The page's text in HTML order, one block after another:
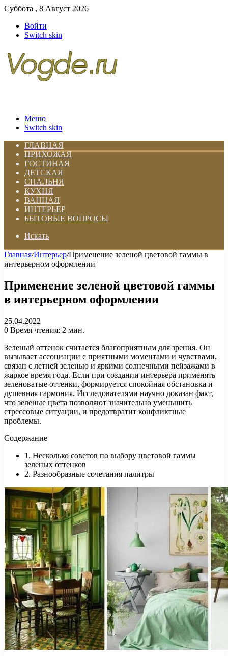
Суббота , 8 Август 2026
Войти
Switch skin
Меню
Switch skin
ГЛАВНАЯ
ПРИХОЖАЯ
ГОСТИНАЯ
ДЕТСКАЯ
СПАЛЬНЯ
КУХНЯ
ВАННАЯ
ИНТЕРЬЕР
БЫТОВЫЕ ВОПРОСЫ
Искать
Главная/Интерьер/Применение зеленой цветовой гаммы в
интерьерном оформлении
Применение зеленой цветовой гаммы
в интерьерном оформлении
25.04.2022
0 Время чтения: 2 мин.
Зеленый оттенок считается благоприятным для зрения. Он
вызывает ассоциации с приятными моментами и чувствами,
связан с летней зеленью и яркими солнечными пейзажами в
жаркое время года. Если при создании интерьера применять
зеленоватые оттенки, формируется спокойная обстановка и
душевная гармония. Исследователями научно доказан факт,
что зеленые цвета позволяют значительно уменьшить
стрессовые ситуации, и предотвратит конфликтные
проблемы.
Содержание
1. Несколько советов по выбору цветовой гаммы
зеленых оттенков
2. Разнообразные сочетания палитры